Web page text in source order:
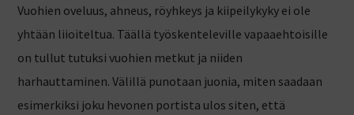
Vuohien oveluus, ahneus, röyhkeys ja kiipeilykyky ei ole
yhtään liioiteltua. Täällä työskenteleville vapaaehtoisille
on tullut tutuksi vuohien metkut ja niiden
harhauttaminen. Välillä punotaan juonia, miten saadaan
esimerkiksi joku hevonen portista ulos siten, että